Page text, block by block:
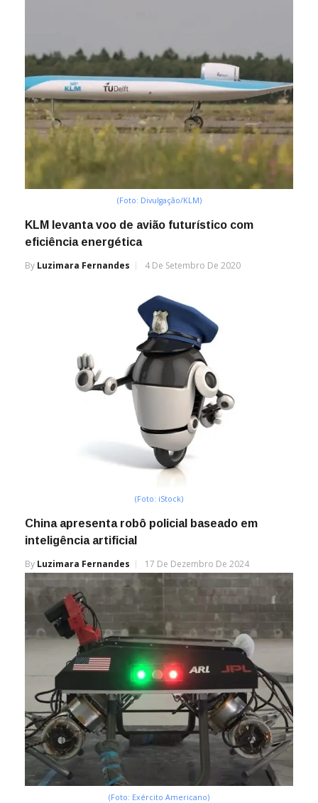
(Foto: Divulgação/KLM)
KLM levanta voo de avião futurístico com
eficiência energética
By Luzimara Fernandes 4 De Setembro De 2020
(Foto: iStock)
China apresenta robô policial baseado em
inteligência artificial
By Luzimara Fernandes 17 De Dezembro De 2024
(Foto: Exército Americano)